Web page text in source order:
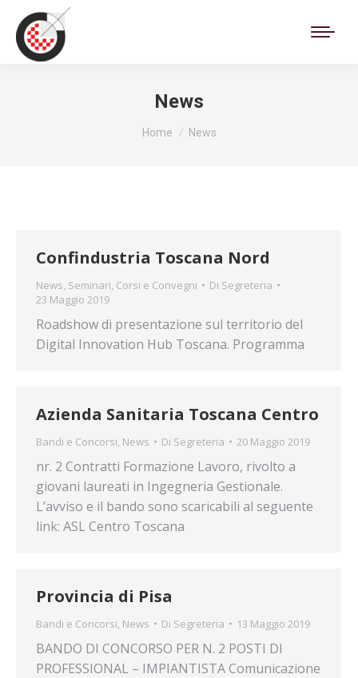
News
Tu sei qui:
Home News
Confindustria Toscana Nord
News, Seminari, Corsi e Convegni Di Segreteria
23 Maggio 2019
Roadshow di presentazione sul territorio del
Digital Innovation Hub Toscana. Programma
Azienda Sanitaria Toscana Centro
Bandi e Concorsi, News Di Segreteria 20 Maggio 2019
nr. 2 Contratti Formazione Lavoro, rivolto a
giovani laureati in Ingegneria Gestionale.
L’avviso e il bando sono scaricabili al seguente
link: ASL Centro Toscana
Provincia di Pisa
Bandi e Concorsi, News Di Segreteria 13 Maggio 2019
BANDO DI CONCORSO PER N. 2 POSTI DI
PROFESSIONAL – IMPIANTISTA Comunicazione